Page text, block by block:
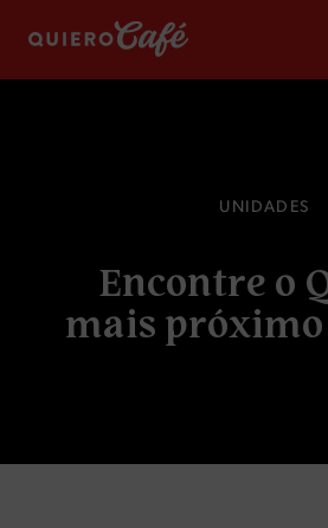
UNIDAD ES
Encontre o
mais próximo